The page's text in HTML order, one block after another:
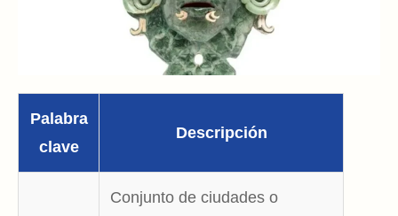
Palabra
clave
Descripción
Conjunto de ciudades o